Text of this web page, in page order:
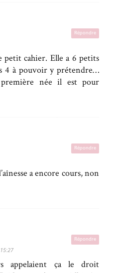
Répondre
petit cahier. Elle a 6 petits
4 à pouvoir y prétendre…
première née il est pour
Répondre
a encore cours, non
Répondre
appelaient ça le droit